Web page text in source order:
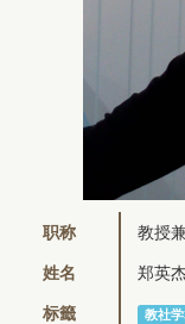
职称 教授
姓名 郑英
标籤 教社